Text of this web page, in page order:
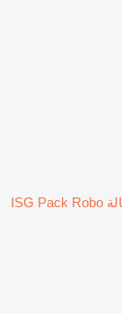
جديدة آلة منصة نقالة ISG Pack Robo